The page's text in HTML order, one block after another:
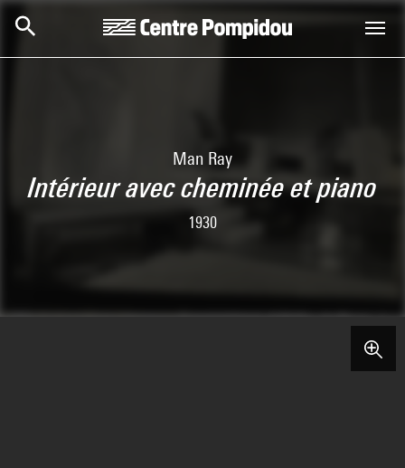
Man Ray
Intérieur avec cheminée et piano
1930